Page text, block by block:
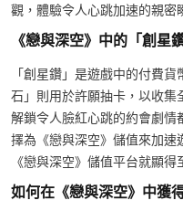
觀，體驗令人心跳加速的親密
《戀與深空》中的「創星
「創星鑽」是遊戲中的付費
石」則用於許願抽卡，以收集
解鎖令人臉紅心跳的約會劇
擇為《戀與深空》儲值來加速
《戀與深空》儲值平台就顯得
如何在《戀與深空》中獲